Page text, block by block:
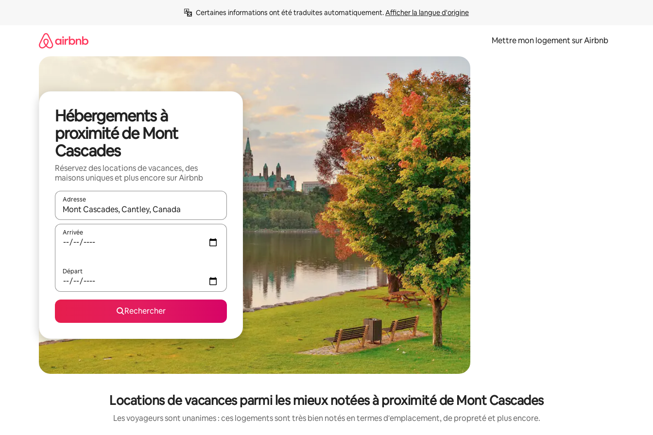
Certaines informations ont été traduites automatiquement. Afficher la langue d'origine
Mettre mon logement sur Airbnb
Hébergements à
proximité de Mont
Cascades
Réservez des locations de vacances, des
maisons uniques et plus encore sur Airbnb
Adresse
Lorsque les résultats s'affichent, utilisez les flèches vers le haut et vers le bas pour les parcourir ou en appuyant et en faisant glisser.
Arrivée
Départ
Rechercher
Locations de vacances parmi les mieux notées à proximité de Mont Cascades
Les voyageurs sont unanimes : ces logements sont très bien notés en termes d'emplacement, de propreté et plus encore.